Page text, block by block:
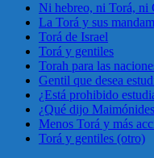
Ni hebreo, ni Torá, ni
La Torá y sus
Torá de Israel
Torá y gentiles
Torah para las
Gentil que desea
¿Está prohibido
¿Qué dijo
Menos Torá y más
Torá y gentiles (otro)